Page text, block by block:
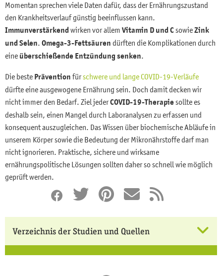
Momentan sprechen viele Daten dafür, dass der Ernährungszustand
den Krankheitsverlauf günstig beeinflussen kann.
Immunverstärkendwirken vor allem Vitamin D und CsowieZink
und Selen. Omega-3-Fettsäuren dürften die Komplikationen durch
eine überschießende Entzündung senken.
Die beste Prävention fürschwere und lange COVID-19-Verläufe
dürfte eine ausgewogene Ernährung sein. Doch damit decken wir
nicht immer den Bedarf. Ziel jederCOVID-19-Therapiesollte es
deshalb sein, einen Mangel durch Laboranalysen zu erfassen und
konsequent auszugleichen. Das Wissen über biochemische Abläufe in
unserem Körper sowie die Bedeutung der Mikronährstoffe darf man
nicht ignorieren. Praktische, sichere und wirksame
ernährungspolitische Lösungen sollten daher so schnell wie möglich
geprüft werden.
Verzeichnis der Studien und Quellen